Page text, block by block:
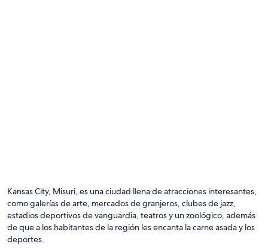
Kansas City, Misuri, es una ciudad llena de atracciones interesantes,
como galerías de arte, mercados de granjeros, clubes de jazz,
estadios deportivos de vanguardia, teatros y un zoológico, además
de que a los habitantes de la región les encanta la carne asada y los
deportes.